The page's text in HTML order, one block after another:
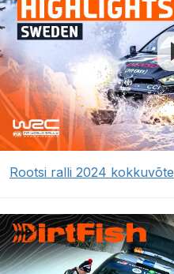
Rootsi ralli 2024 kokkuvõte